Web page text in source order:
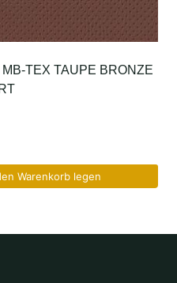
TEX TAUPE BRONZE
Warenkorb legen